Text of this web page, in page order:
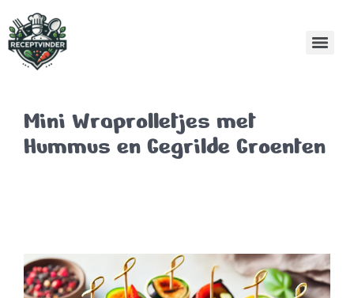
Mini Wraprolletjes met
Hummus en Gegrilde Groenten